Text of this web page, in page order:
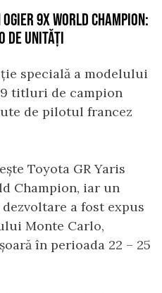
9X WORLD CHAMPION:
DE UNITĂȚI
specială a modelului
titluri de campion
de pilotul francez
Toyota GR Yaris
Champion, iar un
a fost expus
Monte Carlo,
în perioada 22 – 25